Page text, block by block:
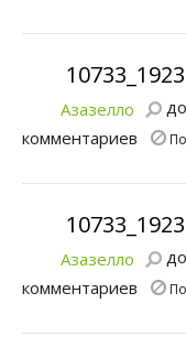
Азазелло
комментариев
Азазелло
комментариев